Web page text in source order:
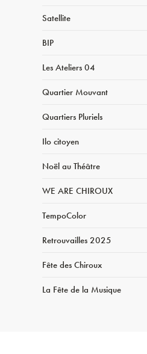
Satellite
BIP
Les Ateliers 04
Quartier Mouvant
Quartiers Pluriels
Ilo citoyen
Noël au Théâtre
WE ARE CHIROUX
TempoColor
Retrouvailles 2025
Fête des Chiroux
La Fête de la Musique